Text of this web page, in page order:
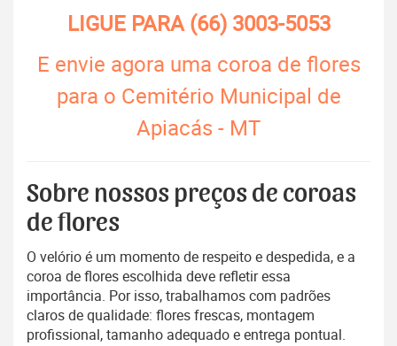
LIGUE PARA(66) 3003-5053
E envie agora uma coroa de flores
para o Cemitério Municipal de
Apiacás - MT
Sobre nossos preços de coroas
de flores
O velório é um momento de respeito e despedida, e a
coroa de flores escolhida deve refletir essa
importância. Por isso, trabalhamos com padrões
claros de qualidade: flores frescas, montagem
profissional, tamanho adequado e entrega pontual.